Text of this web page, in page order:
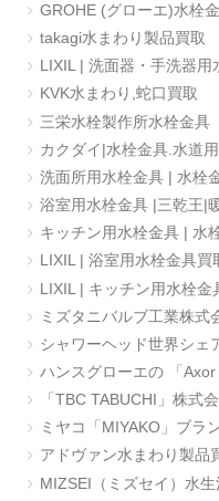
GROHE (グローエ)水栓
takagi水まわり製品買取
LIXIL | 洗面器・手洗器用
KVK水まわり,蛇口買取
三栄水栓製作所水栓金具
カクダイ|水栓金具.水道
洗面所用水栓金具 | 水栓
浴室用水栓金具 |三乾王|
キッチン用水栓金具 | 水
LIXIL | 浴室用水栓金具買
LIXIL | キッチン用水栓金
ミズタニバルブ工業株式
シャワーヘッド世界シ
ハンスグローエの 「
「TBC TABUCHI」株式
ミヤコ「MIYAKO」ブラ
アドヴァン水まわり製品
MIZSEI（ミズセイ）水